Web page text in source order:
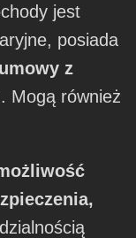
jest
posiada
z
. Mogą również